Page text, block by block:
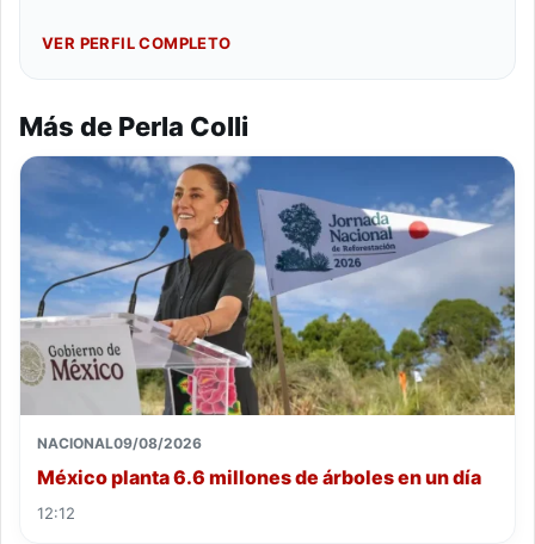
VER PERFIL COMPLETO
Más de Perla Colli
NACIONAL09/08/2026
México planta 6.6 millones de árboles en un día
12:12